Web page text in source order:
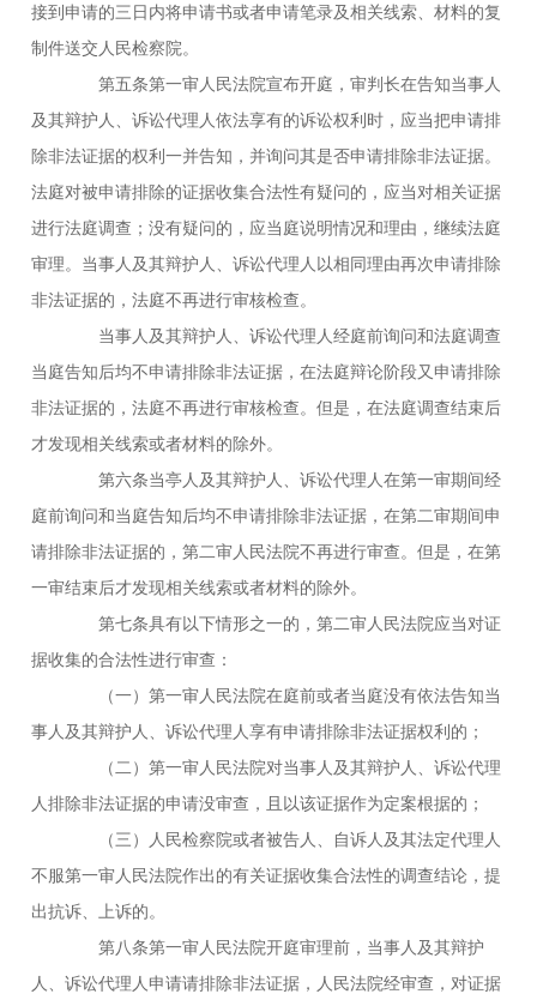
接到申请的三日内将申请书或者申请笔录及相关线索、材料的复
制件送交人民检察院。
第五条第一审人民法院宣布开庭，审判长在告知当事人
及其辩护人、诉讼代理人依法享有的诉讼权利时，应当把申请排
除非法证据的权利一并告知，并询问其是否申请排除非法证据。
法庭对被申请排除的证据收集合法性有疑问的，应当对相关证据
进行法庭调查；没有疑问的，应当庭说明情况和理由，继续法庭
审理。当事人及其辩护人、诉讼代理人以相同理由再次申请排除
非法证据的，法庭不再进行审核检查。
当事人及其辩护人、诉讼代理人经庭前询问和法庭调查
当庭告知后均不申请排除非法证据，在法庭辩论阶段又申请排除
非法证据的，法庭不再进行审核检查。但是，在法庭调查结束后
才发现相关线索或者材料的除外。
第六条当亭人及其辩护人、诉讼代理人在第一审期间经
庭前询问和当庭告知后均不申请排除非法证据，在第二审期间申
请排除非法证据的，第二审人民法院不再进行审查。但是，在第
一审结束后才发现相关线索或者材料的除外。
第七条具有以下情形之一的，第二审人民法院应当对证
据收集的合法性进行审查：
（一）第一审人民法院在庭前或者当庭没有依法告知当
事人及其辩护人、诉讼代理人享有申请排除非法证据权利的；
（二）第一审人民法院对当事人及其辩护人、诉讼代理
人排除非法证据的申请没审查，且以该证据作为定案根据的；
（三）人民检察院或者被告人、自诉人及其法定代理人
不服第一审人民法院作出的有关证据收集合法性的调查结论，提
出抗诉、上诉的。
第八条第一审人民法院开庭审理前，当事人及其辩护
人、诉讼代理人申请请排除非法证据，人民法院经审查，对证据